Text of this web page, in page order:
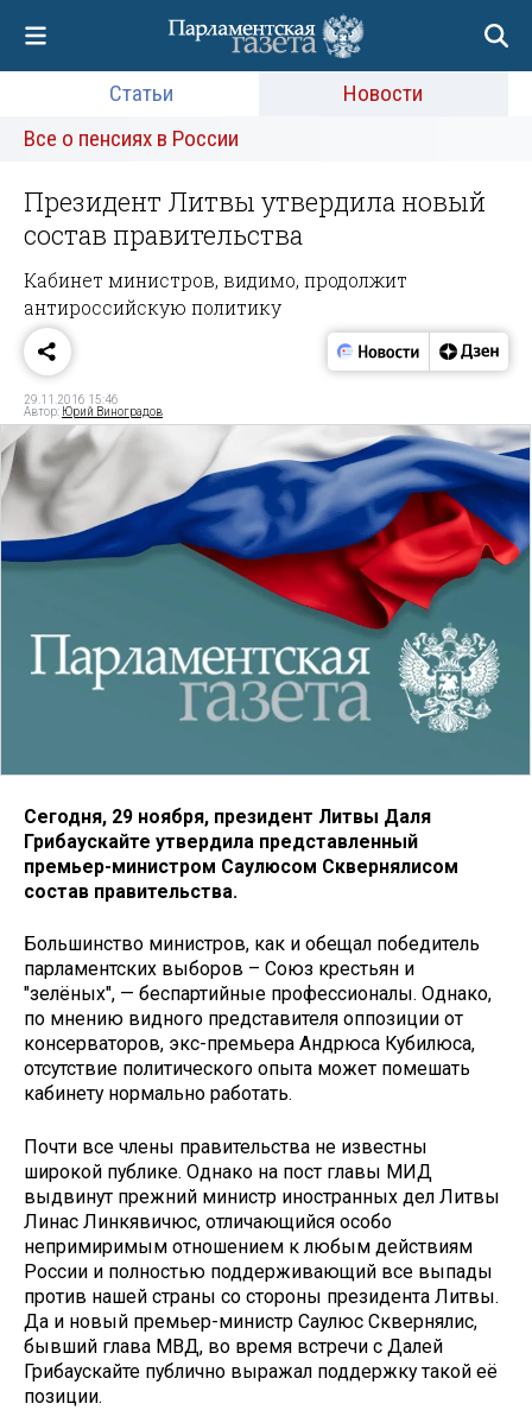
Статьи
Новости
Все о пенсиях в России
Президент Литвы утвердила новый
состав правительства
Кабинет министров, видимо, продолжит
антироссийскую политику
29.11.2016 15:46
Автор: Юрий Виноградов
Сегодня, 29 ноября, президент Литвы Даля
Грибаускайте утвердила представленный
премьер-министром Саулюсом Сквернялисом
состав правительства.
Большинство министров, как и обещал победитель
парламентских выборов – Союз крестьян и
"зелёных", — беспартийные профессионалы. Однако,
по мнению видного представителя оппозиции от
консерваторов, экс-премьера Андрюса Кубилюса,
отсутствие политического опыта может помешать
кабинету нормально работать.
Почти все члены правительства не известны
широкой публике. Однако на пост главы МИД
выдвинут прежний министр иностранных дел Литвы
Линас Линкявичюс, отличающийся особо
непримиримым отношением к любым действиям
России и полностью поддерживающий все выпады
против нашей страны со стороны президента Литвы.
Да и новый премьер-министр Саулюс Сквернялис,
бывший глава МВД, во время встречи с Далей
Грибаускайте публично выражал поддержку такой её
позиции.